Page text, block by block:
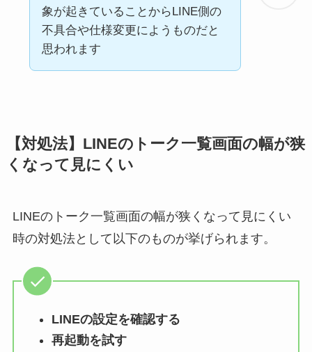
象が起きていることからLINE側の
不具合や仕様変更にようものだと
思われます
【対処法】LINEのトーク一覧画面の幅が狭
くなって見にくい
LINEのトーク一覧画面の幅が狭くなって見にくい
時の対処法として以下のものが挙げられます。
LINEの設定を確認する
再起動を試す